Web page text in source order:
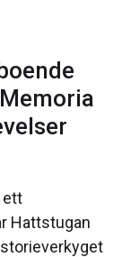
ett
Hattstugan